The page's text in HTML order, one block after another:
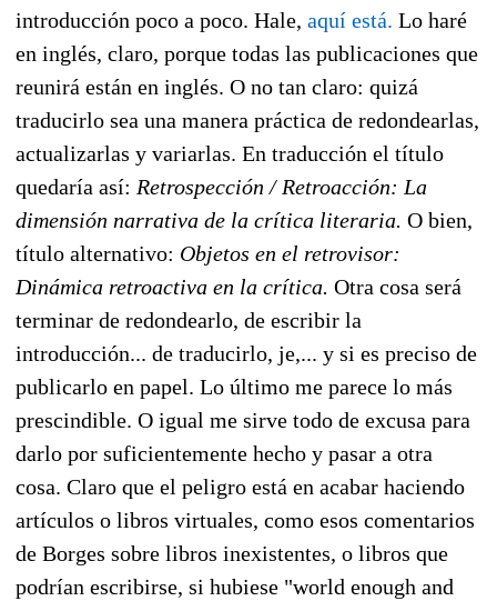
introducción poco a poco. Hale, aquí está. Lo haré
en inglés, claro, porque todas las publicaciones que
reunirá están en inglés. O no tan claro: quizá
traducirlo sea una manera práctica de redondearlas,
actualizarlas y variarlas. En traducción el título
quedaría así: Retrospección / Retroacción: La
dimensión narrativa de la crítica literaria. O bien,
título alternativo: Objetos en el retrovisor:
Dinámica retroactiva en la crítica. Otra cosa será
terminar de redondearlo, de escribir la
introducción... de traducirlo, je,... y si es preciso de
publicarlo en papel. Lo último me parece lo más
prescindible. O igual me sirve todo de excusa para
darlo por suficientemente hecho y pasar a otra
cosa. Claro que el peligro está en acabar haciendo
artículos o libros virtuales, como esos comentarios
de Borges sobre libros inexistentes, o libros que
podrían escribirse, si hubiese "world enough and